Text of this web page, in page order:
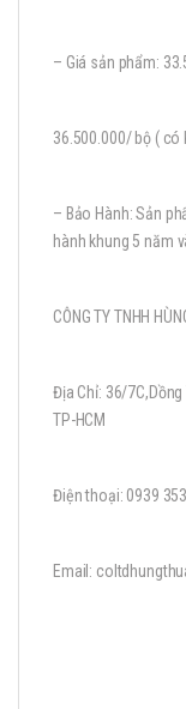
– Giá sản phẩm:
36.500.000/ bộ ( có
– Bảo Hành: Sản
hành khung 5 năm
CÔNG TY TNHH
Địa Chỉ: 36/
TP-HCM
Điện thoại: 0939
Email: